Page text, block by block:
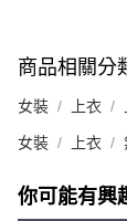
商品相關分
女裝 上衣
女裝 上衣
你可能有興